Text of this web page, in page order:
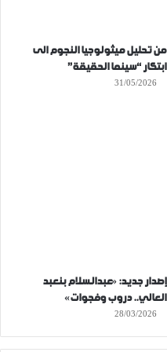
من تحليل ميثولوجيا النجوم الى
ابتكار “سينما الحقيقة”
31/05/2026
إصدار جديد: «عبدالسلام بنعبد
العالي.. دروب وفجوات»
28/03/2026